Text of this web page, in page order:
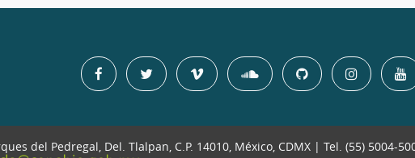
del Pedregal, Del. Tlalpan, C.P. 14010, México, CDMX | Tel. (55) 5004-